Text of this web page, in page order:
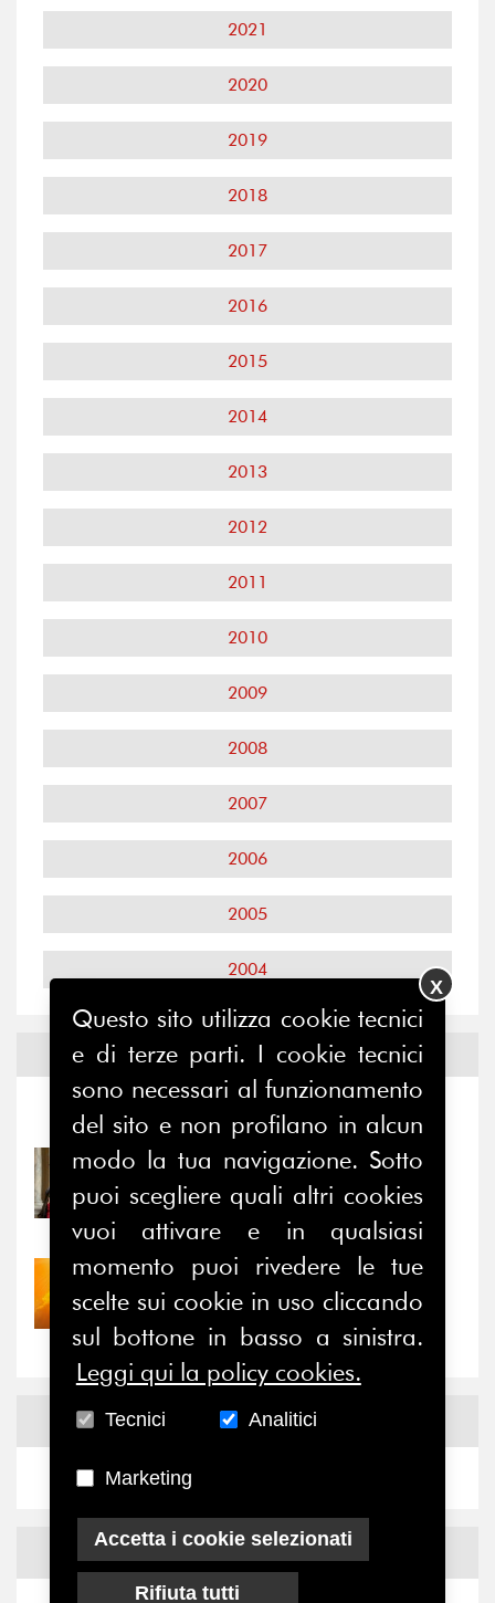
2021
2020
2019
2018
2017
2016
2015
2014
2013
2012
2011
2010
2009
2008
2007
2006
2005
2004
Notizie ed Eventi
Eventi
31/07/2026
Prima della pausa estiva,
il valore di...
30/07/2026
Nove anni dopo la
“grande cecità”: la...
NewsFacebook
NewsX
Questo sito utilizza cookie tecnici
e di terze parti. I cookie tecnici
sono necessari al funzionamento
del sito e non profilano in alcun
modo la tua navigazione. Sotto
puoi scegliere quali altri cookies
vuoi attivare e in qualsiasi
momento puoi rivedere le tue
scelte sui cookie in uso cliccando
sul bottone in basso a sinistra.
Leggi qui la policy cookies.
Tecnici Analitici
Marketing
Accetta i cookie selezionati
Rifiuta tutti
X